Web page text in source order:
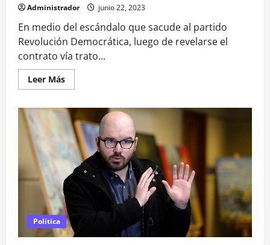
Administrador junio 22, 2023
En medio del escándalo que sacude al partido
Revolución Democrática, luego de revelarse el
contrato vía trato...
Leer MásLeer
más
<strong>Gobierno
entregó
$3
mil
millones
a
fundaciones
pro
Boric
la
región
de
Antofagasta</strong>
Política